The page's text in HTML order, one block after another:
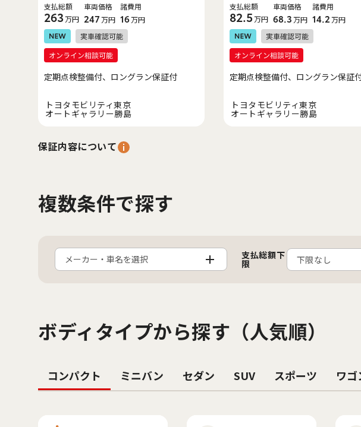
支払総額
263万円
車両価格
247万円
諸費用
16万円
定期点検整備付、ロングラン保証付
トヨタモビリティ東京
オートギャラリー勝島
支払総額
82.5万円
車両価格
68.3万円
諸費用
14.2万円
定期点検整備付、ロングラン保証
トヨタモビリティ東京
オートギャラリー勝島
保証内容について
複数条件で探す
メーカー・車名を選択 支払総額下
限
ボディタイプから探す（人気順）
コンパクト ミニバン セダン SUV スポーツ ワ